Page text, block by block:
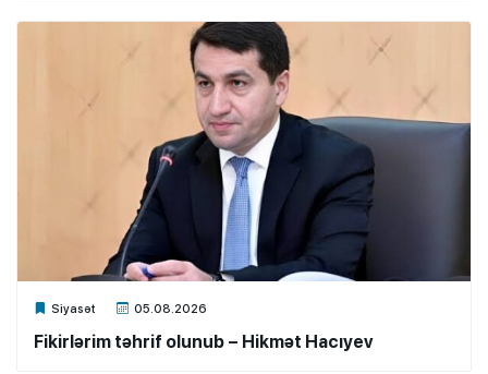
Siyasət 05.08.2026
Xalq.Online
Fikirlərim təhrif olunub – Hikmət Hacıyev